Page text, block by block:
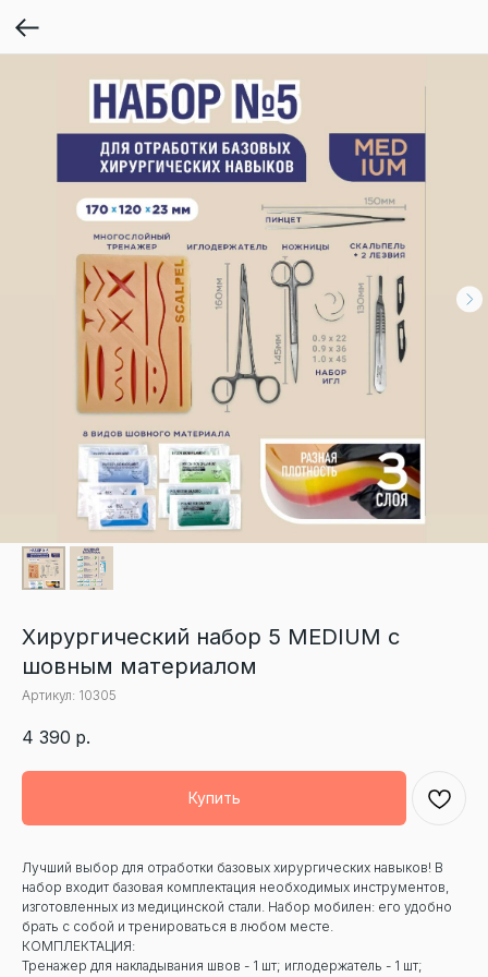
Хирургический набор 5 MEDIUM с
шовным материалом
Артикул: 10305
4 390 р.
Купить
Лучший выбор для отработки базовых хирургических навыков! В
набор входит базовая комплектация необходимых инструментов,
изготовленных из медицинской стали. Набор мобилен: его удобно
брать с собой и тренироваться в любом месте.
КОМПЛЕКТАЦИЯ:
Тренажер для накладывания швов - 1 шт; иглодержатель - 1 шт;